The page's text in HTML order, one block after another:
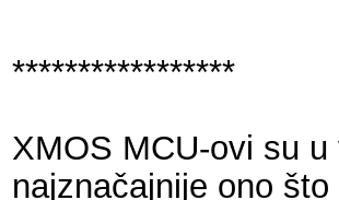
*****************
XMOS MCU-ovi su
najznačajnije ono